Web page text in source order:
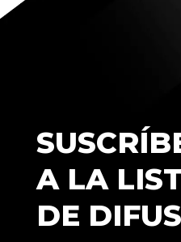
A LA
DE